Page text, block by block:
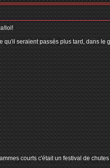
seraient passés plus tard, dans
courts c'était un festival de